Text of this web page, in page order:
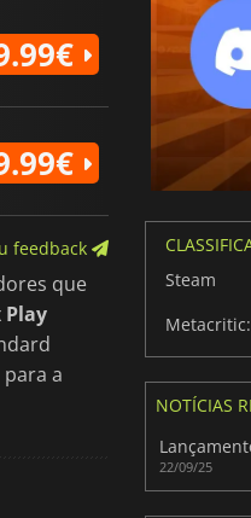
feedback
que
Play
a
Steam
NOTÍCIAS
22/09/25